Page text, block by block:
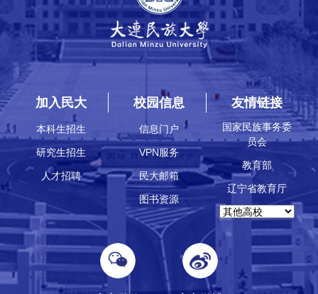
加入民大
本科生招生
研究生招生
人才招聘
校园信息
信息门户
VPN服务
民大邮箱
图书资源
友情链接
国家民族事务委
员会
教育部
辽宁省教育厅